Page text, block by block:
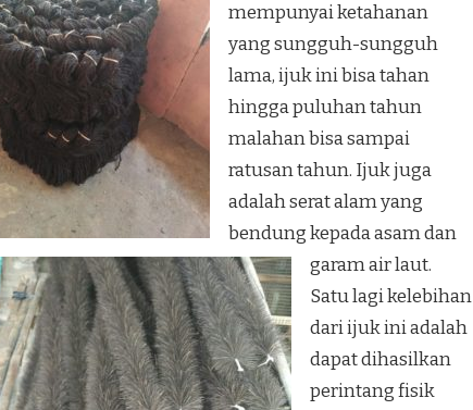
mempunyai ketahanan
yang sungguh-sungguh
lama, ijuk ini bisa tahan
hingga puluhan tahun
malahan bisa sampai
ratusan tahun. Ijuk juga
adalah serat alam yang
bendung kepada asam dan
garam air laut.
Satu lagi kelebihan
dari ijuk ini adalah
dapat dihasilkan
perintang fisik